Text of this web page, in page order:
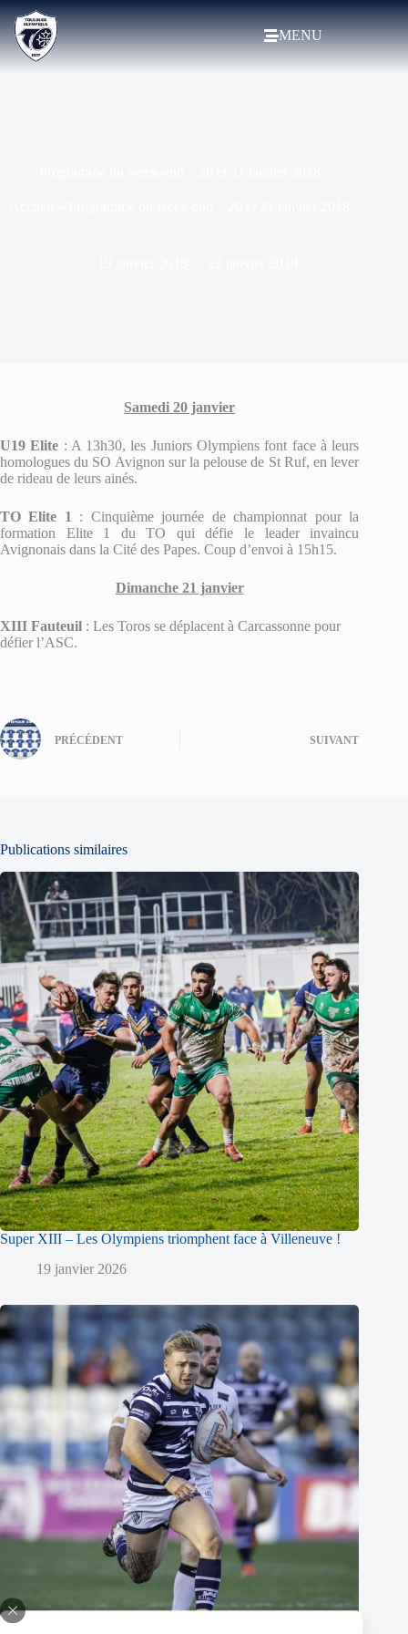
MENU
Samedi 20 janvier
U19 Elite : A 13h30, les Juniors Olympiens font face à leurs
homologues du SO Avignon sur la pelouse de St Ruf, en lever
de rideau de leurs ainés.
TO Elite 1
: Cinquième journée de championnat pour la
formation Elite 1 du TO qui défie le leader invaincu
Avignonais dans la Cité des Papes. Coup d’envoi à 15h15.
Dimanche 21 janvier
XIII Fauteuil : Les Toros se déplacent à Carcassonne pour
défier l’ASC.
PRÉCÉDENT SUIVANT
Publications similaires
Super XIII – Les Olympiens triomphent face à Villeneuve !
19 janvier 2026